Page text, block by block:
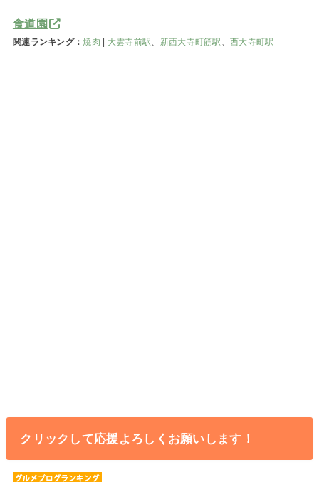
食道園
関連ランキング：焼肉 大雲寺前駅、 新西大寺町筋駅 、西大寺町駅
クリックして応援よろしくお願いします！